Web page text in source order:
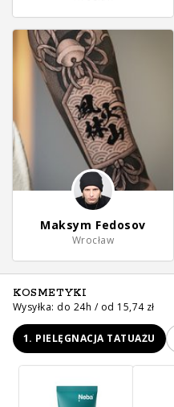
Maksym Fedosov
Wrocław
KOSMETYKI
Wysyłka: do 24h / od 15,74 zł
1. PIELĘGNACJA TATUAŻU